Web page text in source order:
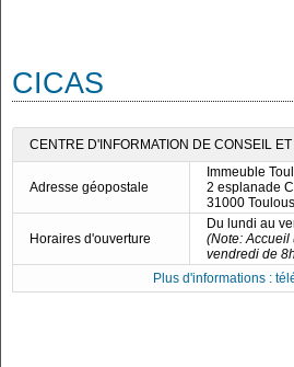
CICAS
CENTRE D'INFORMATION DE CONSEIL
Adresse géopostale
Immeuble
2 esplanade
31000
Horaires d'ouverture
Du lundi au
(Note:
vendredi de
Plus d'informations :